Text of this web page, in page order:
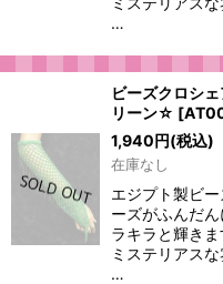
…
ビーズクロシ
リーン☆ [
1,940円(税込)
在庫なし
エジプト製ビ
ーズがふんだ
ラキラと輝きま
ミステリアス
…